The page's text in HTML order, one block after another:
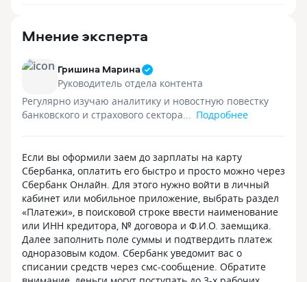
Мнение эксперта
Гришина Марина
Руководитель отдела контента
Регулярно изучаю аналитику и новостную повестку
банковского и страхового сектора... Подробнее
Если вы оформили заем до зарплаты на карту
Сбербанка, оплатить его быстро и просто можно через
Сбербанк Онлайн. Для этого нужно войти в личный
кабинет или мобильное приложение, выбрать раздел
«Платежи», в поисковой строке ввести наименование
или ИНН кредитора, № договора и Ф.И.О. заемщика.
Далее заполнить поле суммы и подтвердить платеж
одноразовым кодом. Сбербанк уведомит вас о
списании средств через смс-сообщение. Обратите